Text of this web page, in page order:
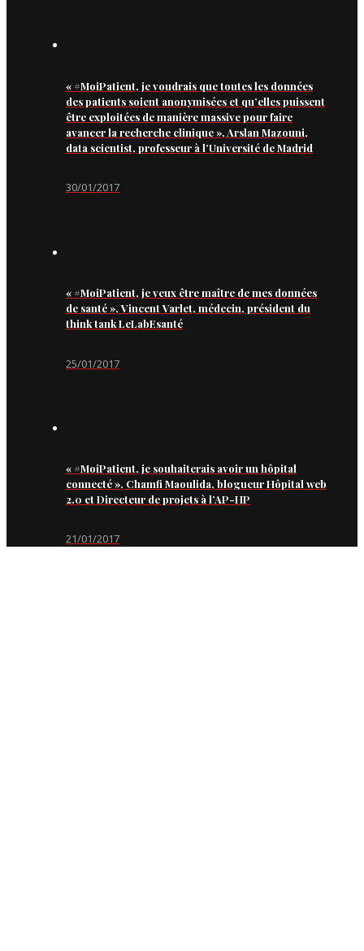
« #MoiPatient, je voudrais que toutes les données
des patients soient anonymisées et qu’elles puissent
être exploitées de manière massive pour faire
avancer la recherche clinique », Arslan Mazouni,
data scientist, professeur à l’Université de Madrid
30/01/2017
« #MoiPatient, je veux être maître de mes données
de santé », Vincent Varlet, médecin, président du
think tank LeLabEsanté
25/01/2017
« #MoiPatient, je souhaiterais avoir un hôpital
connecté », Chamfi Maoulida, blogueur Hôpital web
2.0 et Directeur de projets à l’AP-HP
21/01/2017